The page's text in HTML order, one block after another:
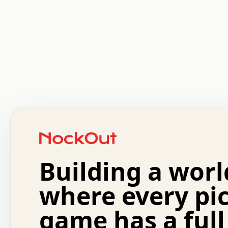
.   +   .   .   o   .   .   .   .   .   .   :   .
.   .   .   o   .   .   .   .   .   .   .   .   x   .
.   .   .   .   +   .   .   .   .   .   .   .   +
.   :   .   .   .   .   .   .   .   .   o   .   .
.   .   .   x   .   .   .   .   .   .   :   .   .   o
.   .   .   .   :   .   .   .   .   o   .   .   .
+   .   .   :   .   .   .   .   .   .   .   .   .
.   .   .   .   .   .   .   :   .   .   .   .   .
Building a
where every
game has a full